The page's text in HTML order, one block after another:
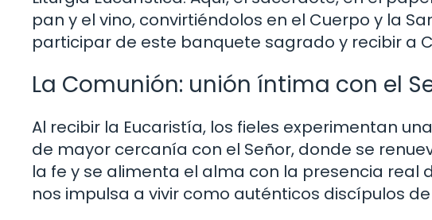
pan y el vino, convirtiéndolos en el Cuerpo y la
participar de este banquete sagrado y recibir a
La Comunión: unión íntima con el
Al recibir la Eucaristía, los fieles experimentan
de mayor cercanía con el Señor, donde se
la fe y se alimenta el alma con la presencia real
nos impulsa a vivir como auténticos discípulos de